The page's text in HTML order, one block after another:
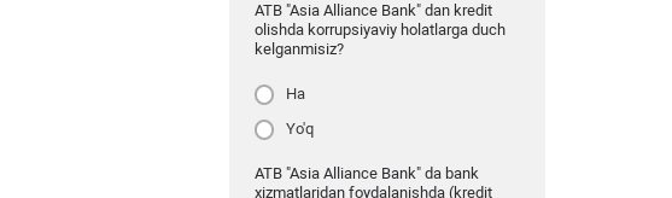
ATB "Asia Alliance Bank" dan kredit
olishda korrupsiyaviy holatlarga duch
kelganmisiz?
Ha
Yo'q
ATB "Asia Alliance Bank" da bank
xizmatlaridan foydalanishda (kredit